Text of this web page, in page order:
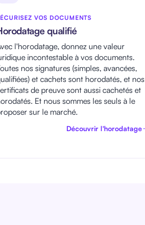
VOS DOCUMENTS
qualifié
l'horodatage, donnez une valeur
incontestable à vos documents.
nos signatures (simples, avancées,
et cachets sont horodatés, et nos
de preuve sont aussi cachetés et
Et nous sommes les seuls à le
sur le marché.
Découvrir l'horodatage